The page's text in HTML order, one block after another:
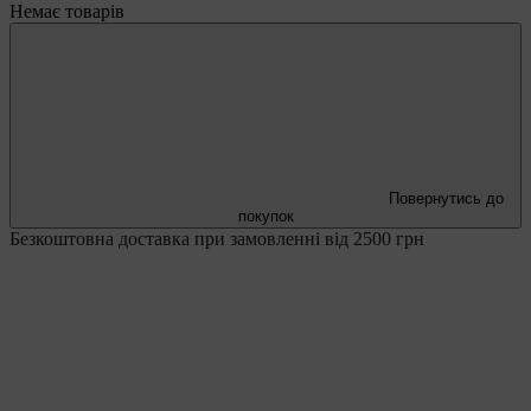
Немає товарів
Повернутись до
покупок
Безкоштовна доставка при замовленні від 2500 грн